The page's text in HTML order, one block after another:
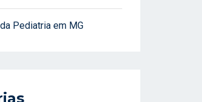
Pediatria em MG